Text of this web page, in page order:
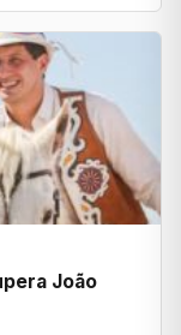
João